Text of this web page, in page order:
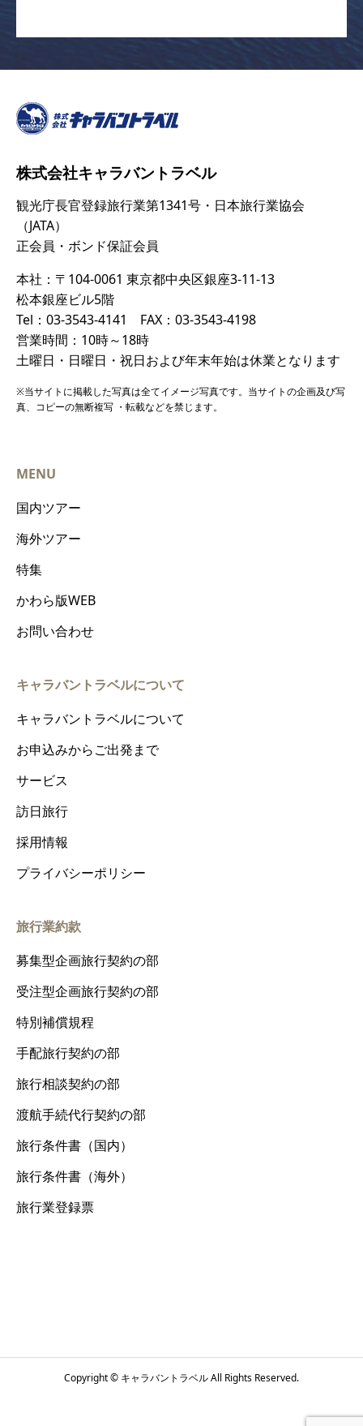
株式会社キャラバントラベル
観光庁長官登録旅行業第1341号・日本旅行業協会
（JATA）
正会員・ボンド保証会員
本社：〒104-0061 東京都中央区銀座3-11-13
松本銀座ビル5階
Tel：03-3543-4141 FAX：03-3543-4198
営業時間：10時～18時
土曜日・日曜日・祝日および年末年始は休業となります
※当サイトに掲載した写真は全てイメージ写真です。当サイトの企画及び写
真、コピーの無断複写 ・転載などを禁じます。
MENU
国内ツアー
海外ツアー
特集
かわら版WEB
お問い合わせ
キャラバントラベルについて
キャラバントラベルについて
お申込みからご出発まで
サービス
訪日旅行
採用情報
プライバシーポリシー
旅行業約款
募集型企画旅行契約の部
受注型企画旅行契約の部
特別補償規程
手配旅行契約の部
旅行相談契約の部
渡航手続代行契約の部
旅行条件書（国内）
旅行条件書（海外）
旅行業登録票
Copyright © キャラバントラベル All Rights Reserved.